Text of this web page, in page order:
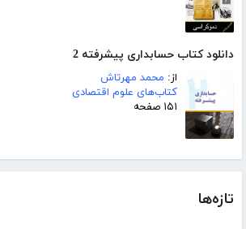
دانلود کتاب حسابداری پیشرفته 2
از: محمد مهرتاش
کتاب‌های علوم اقتصادی
۱۵۱ صفحه
تازه‌ها